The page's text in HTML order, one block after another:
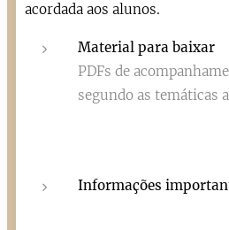
acordada aos alunos.
Material para baixar
PDFs de
segundo as temáticas
Informações